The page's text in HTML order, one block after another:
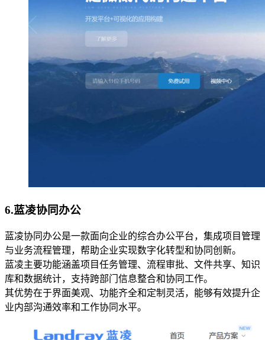
6.蓝凌协同办公
蓝凌协同办公是一款面向企业的综合办公平台，集成项目管理
与业务流程管理，帮助企业实现数字化转型和协同创新。
蓝凌主要功能涵盖项目任务管理、流程审批、文件共享、知识
库和数据统计，支持跨部门信息整合和协同工作。
其优势在于界面美观、功能齐全和定制灵活，能够有效提升企
业内部沟通效率和工作协同水平。